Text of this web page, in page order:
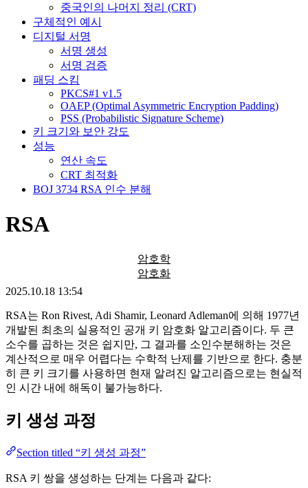
중국인의 나머지 정리 (CRT)
구체적인 예시
디지털 서명
서명 생성
서명 검증
패딩 스킴
PKCS#1 v1.5
OAEP (Optimal Asymmetric Encryption Padding)
PSS (Probabilistic Signature Scheme)
키 크기와 보안 강도
성능
연산 속도
CRT 최적화
BOJ 3734 RSA 인수 분해
RSA
암호학
암호화
2025.10.18 13:54
RSA는 Ron Rivest, Adi Shamir, Leonard Adleman에 의해 1977년
개발된 최초의 실용적인 공개 키 암호화 알고리즘이다. 두 큰
소수를 곱하는 것은 쉽지만, 그 결과를 소인수분해하는 것은
계산적으로 매우 어렵다는 수학적 난제를 기반으로 한다. 충분
히 큰 키 크기를 사용하면 현재 알려진 알고리즘으로는 현실적
인 시간 내에 해독이 불가능하다.
키 생성 과정
Section titled “키 생성 과정”
RSA 키 쌍을 생성하는 단계는 다음과 같다: